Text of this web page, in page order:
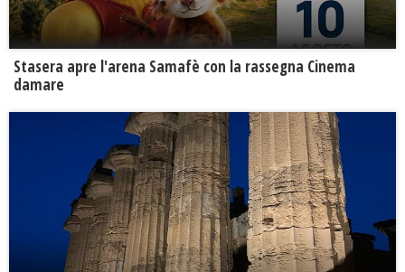
Stasera apre l'arena Samafè con la rassegna Cinema
damare